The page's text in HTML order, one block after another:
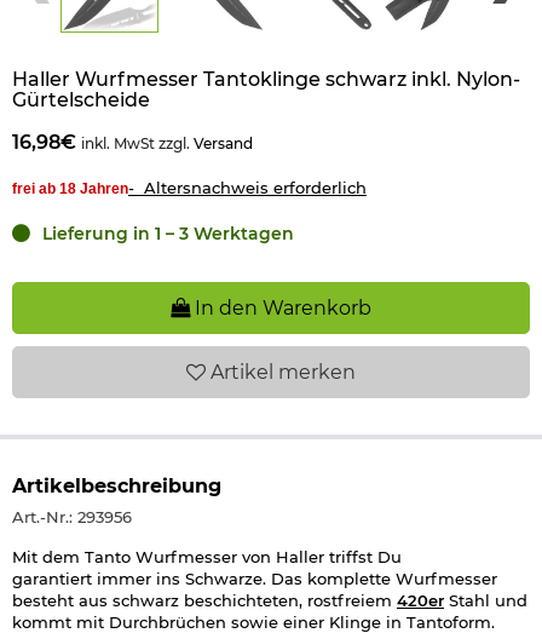
Haller Wurfmesser Tantoklinge schwarz inkl. Nylon-
Gürtelscheide
16,98€ inkl. MwSt zzgl. Versand
frei ab 18 Jahren- Altersnachweis erforderlich
Lieferung in 1 – 3 Werktagen
In den Warenkorb
Artikel merken
Artikelbeschreibung
Art.-Nr.: 293956
Mit dem Tanto Wurfmesser von Haller triffst Du
garantiert immer ins Schwarze. Das komplette Wurfmesser
besteht aus schwarz beschichteten, rostfreiem 420er Stahl und
kommt mit Durchbrüchen sowie einer Klinge in Tantoform.